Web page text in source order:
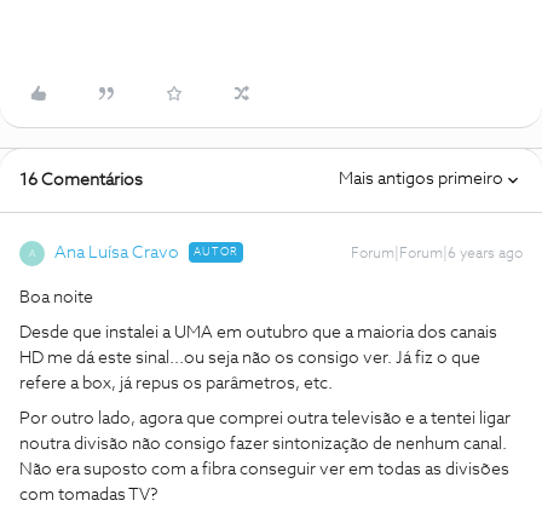
16 Comentários Mais antigos primeiro
A Ana Luísa Cravo AUTOR Forum|Forum|6 years ago
Boa noite
Desde que instalei a UMA em outubro que a maioria dos canais
HD me dá este sinal...ou seja não os consigo ver. Já fiz o que
refere a box, já repus os parâmetros, etc.
Por outro lado, agora que comprei outra televisão e a tentei ligar
noutra divisão não consigo fazer sintonização de nenhum canal.
Não era suposto com a fibra conseguir ver em todas as divisões
com tomadas TV?